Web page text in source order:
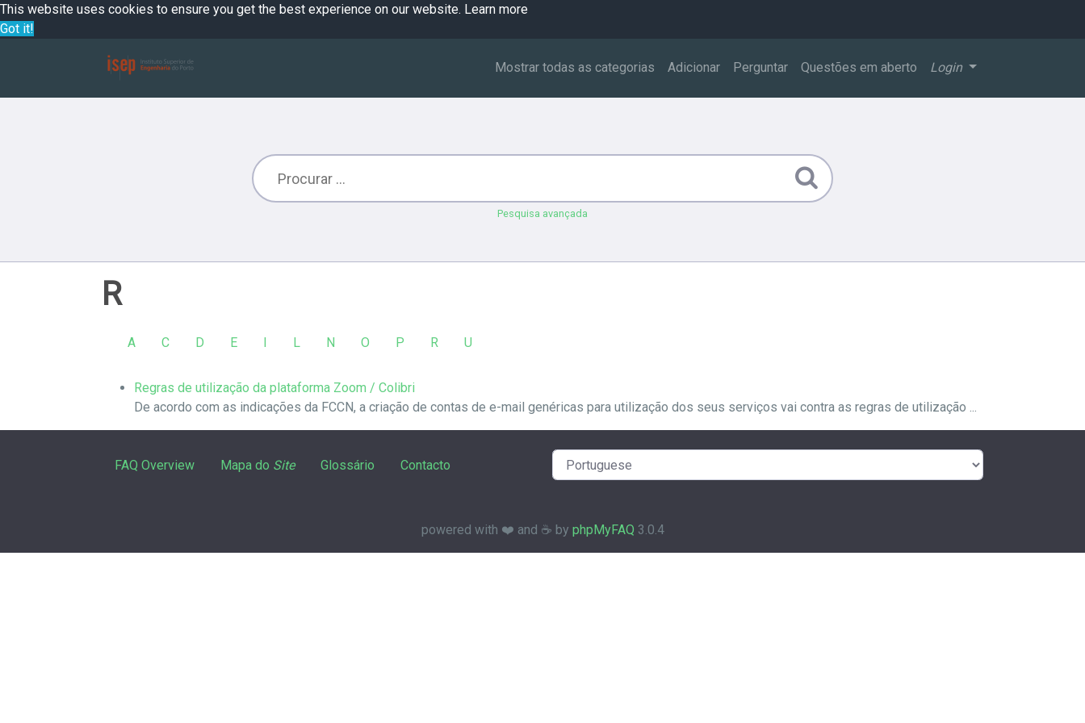
This website uses cookies to ensure you get the best experience on our website. Learn more
Got it!
Mostrar todas as categorias Adicionar Perguntar Questões em aberto Login
Pesquisa avançada
R
A C D E I L N O P R U
Regras de utilização da plataforma Zoom / Colibri
De acordo com as indicações da FCCN, a criação de contas de e-mail genéricas para utilização dos seus serviços vai contra as regras de utilização ...
FAQ Overview Mapa do Site Glossário Contacto
powered with ❤️ and ☕️ by phpMyFAQ 3.0.4